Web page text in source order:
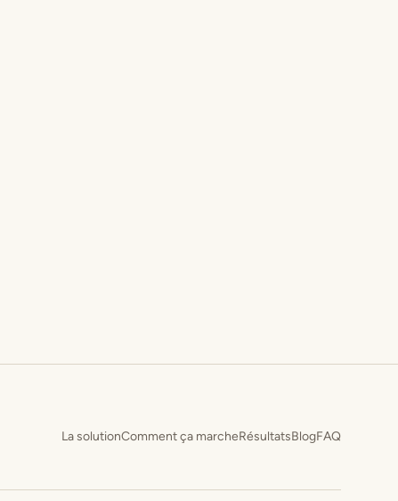
La solutionComment ça marcheRésultatsBlogFAQ